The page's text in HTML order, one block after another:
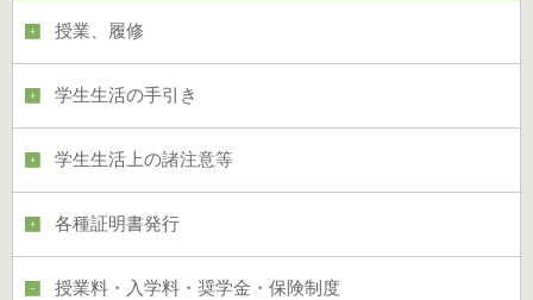
授業、履修
学生生活の手引き
学生生活上の諸注意等
各種証明書発行
授業料・入学料・奨学金・保険制度